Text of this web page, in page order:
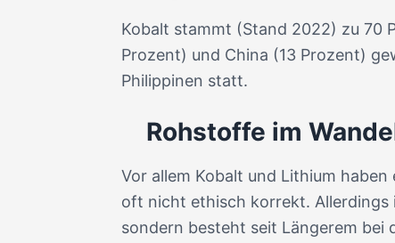
Kobalt stammt (Stand 2022) zu 70
Prozent) und China (13 Prozent)
Philippinen statt.
Rohstoffe im
Vor allem Kobalt und Lithium
oft nicht ethisch korrekt. Allerdings
sondern besteht seit Längerem bei